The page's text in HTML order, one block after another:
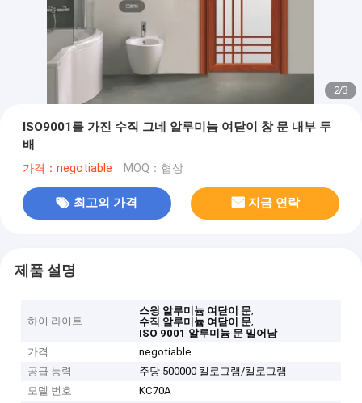
2/3
ISO9001를 가진 수직 그네 알루미늄 여닫이 창 문 내부 두
배
가격：negotiable MOQ：협상
최고의 가격 지금 연락
제품 설명
하이 라이트
스윙 알루미늄 여닫이 문,
수직 알루미늄 여닫이 문,
ISO 9001 알루미늄 문 밀어남
가격
negotiable
공급 능력
주당 500000 킬로그램/킬로그램
모델 번호
KC70A